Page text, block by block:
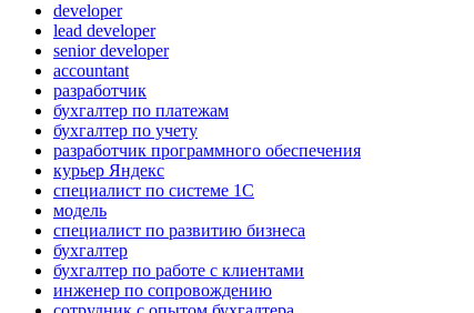
developer
lead developer
senior developer
accountant
разработчик
бухгалтер по платежам
бухгалтер по учету
разработчик программного обеспечения
курьер Яндекс
специалист по системе 1С
модель
специалист по развитию бизнеса
бухгалтер
бухгалтер по работе с клиентами
инженер по сопровождению